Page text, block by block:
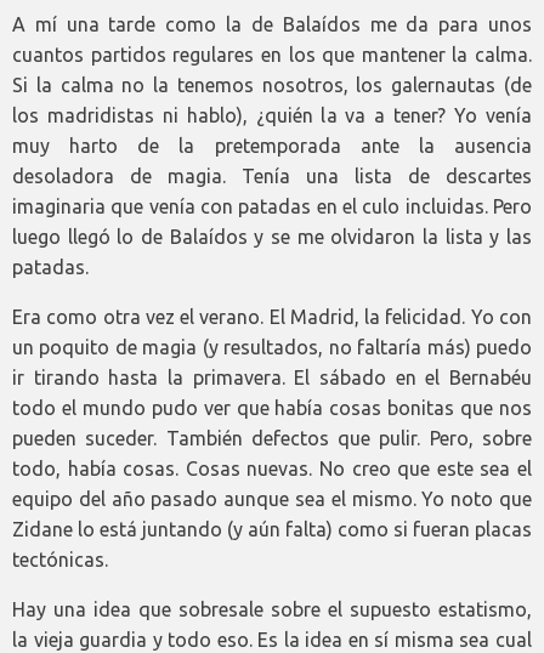
A mí una tarde como la de Balaídos me da para unos
cuantos partidos regulares en los que mantener la calma.
Si la calma no la tenemos nosotros, los galernautas (de
los madridistas ni hablo), ¿quién la va a tener? Yo venía
muy harto de la pretemporada ante la ausencia
desoladora de magia. Tenía una lista de descartes
imaginaria que venía con patadas en el culo incluidas. Pero
luego llegó lo de Balaídos y se me olvidaron la lista y las
patadas.
Era como otra vez el verano. El Madrid, la felicidad. Yo con
un poquito de magia (y resultados, no faltaría más) puedo
ir tirando hasta la primavera. El sábado en el Bernabéu
todo el mundo pudo ver que había cosas bonitas que nos
pueden suceder. También defectos que pulir. Pero, sobre
todo, había cosas. Cosas nuevas. No creo que este sea el
equipo del año pasado aunque sea el mismo. Yo noto que
Zidane lo está juntando (y aún falta) como si fueran placas
tectónicas.
Hay una idea que sobresale sobre el supuesto estatismo,
la vieja guardia y todo eso. Es la idea en sí misma sea cual